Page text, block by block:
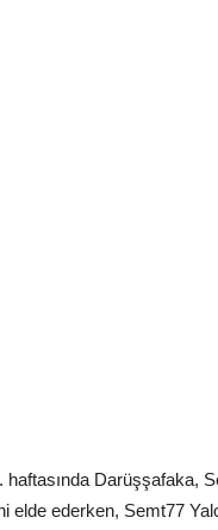
haftasında Darüşşafaka,
elde ederken, Semt77